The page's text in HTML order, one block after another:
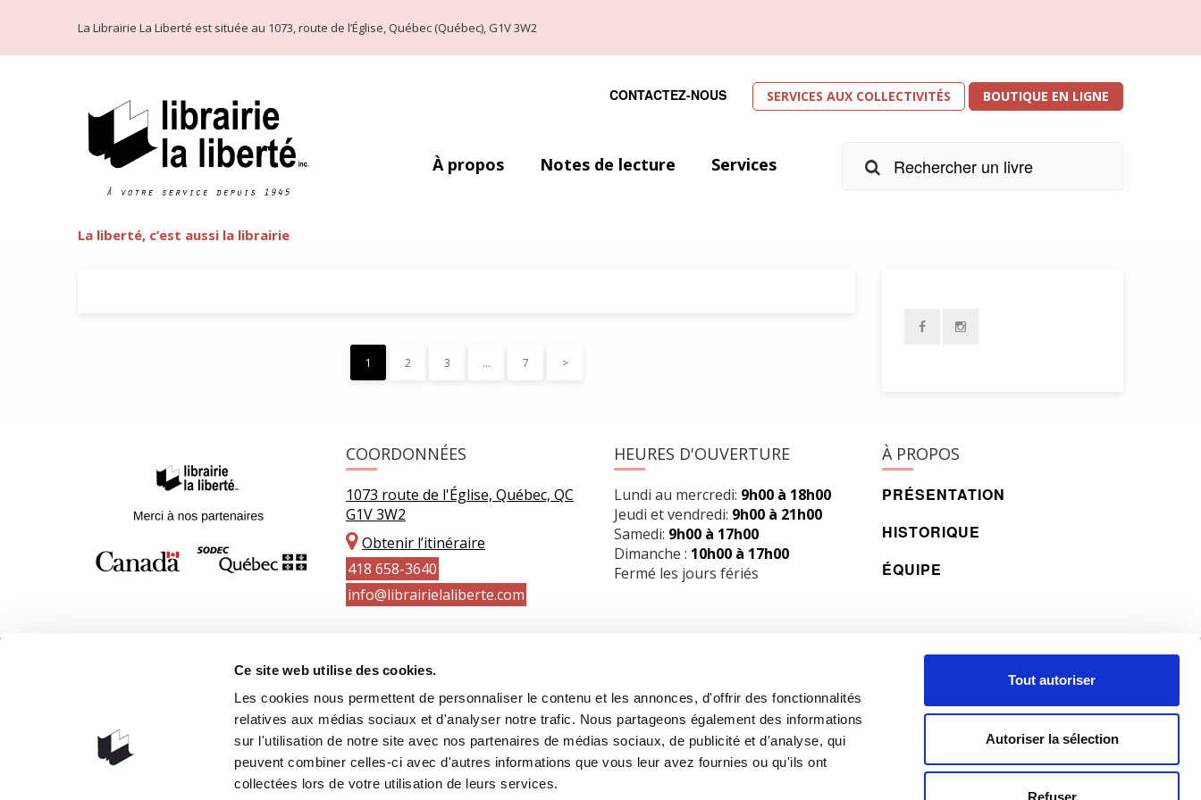
Ce site web utilise des cookies.
Les cookies nous permettent de personnaliser le contenu et les annonces, d'offrir des fonctionnalités
relatives aux médias sociaux et d'analyser notre trafic. Nous partageons également des informations
sur l'utilisation de notre site avec nos partenaires de médias sociaux, de publicité et d'analyse, qui
peuvent combiner celles-ci avec d'autres informations que vous leur avez fournies ou qu'ils ont
collectées lors de votre utilisation de leurs services.
Tout autoriser
Autoriser la sélection
Refuser
La Librairie La Liberté est située au 1073, route de l’Église, Québec (Québec), G1V 3W2
La liberté, c’est aussi la librairie
CONTACTEZ-NOUS SERVICES AUX COLLECTIVITÉS BOUTIQUE EN LIGNE
À propos Notes de lecture Services
1 2 3 … 7 >
COORDONNÉES
1073 route de l'Église, Québec, QC
G1V 3W2
Obtenir l’itinéraire
418 658-3640
info@librairielaliberte.com
HEURES D'OUVERTURE
Lundi au mercredi: 9h00 à 18h00
Jeudi et vendredi: 9h00 à 21h00
Samedi: 9h00 à 17h00
Dimanche : 10h00 à 17h00
Fermé les jours fériés
À PROPOS
PRÉSENTATION
HISTORIQUE
ÉQUIPE
© 2026 All rights reserved.